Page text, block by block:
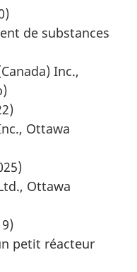
de substances
Inc.,
Ottawa
Ottawa
petit réacteur